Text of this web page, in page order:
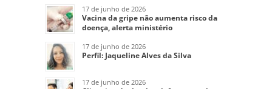
17 de junho de 2026
Vacina da gripe não aumenta risco da
doença, alerta ministério
17 de junho de 2026
Perfil: Jaqueline Alves da Silva
17 de junho de 2026